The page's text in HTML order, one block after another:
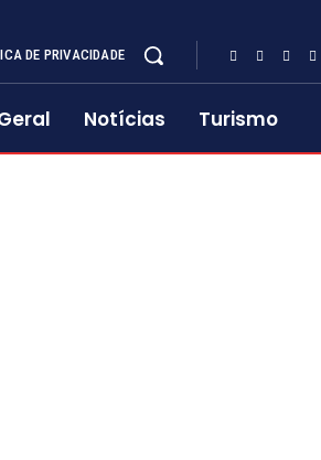
DE PRIVACIDADE
Notícias Turismo